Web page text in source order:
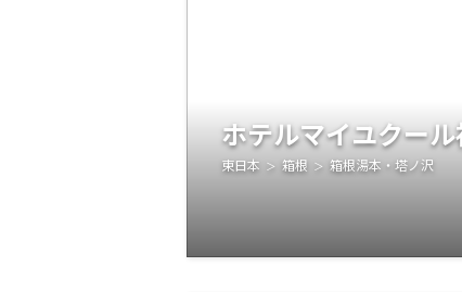
ホテルマイユクー
東日本 箱根
箱根湯本・塔ノ沢